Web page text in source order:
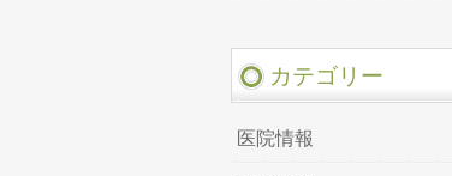
カテゴリー
医院情報